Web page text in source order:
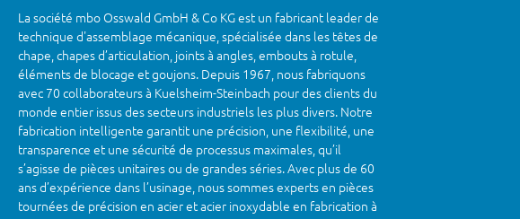
La société mbo Osswald GmbH & Co KG est un fabricant leader de
technique d'assemblage mécanique, spécialisée dans les têtes de
chape, chapes d’articulation, joints à angles, embouts à rotule,
éléments de blocage et goujons. Depuis 1967, nous fabriquons
avec 70 collaborateurs à Kuelsheim-Steinbach pour des clients du
monde entier issus des secteurs industriels les plus divers. Notre
fabrication intelligente garantit une précision, une flexibilité, une
transparence et une sécurité de processus maximales, qu’il
s’agisse de pièces unitaires ou de grandes séries. Avec plus de 60
ans d’expérience dans l’usinage, nous sommes experts en pièces
tournées de précision en acier et acier inoxydable en fabrication à